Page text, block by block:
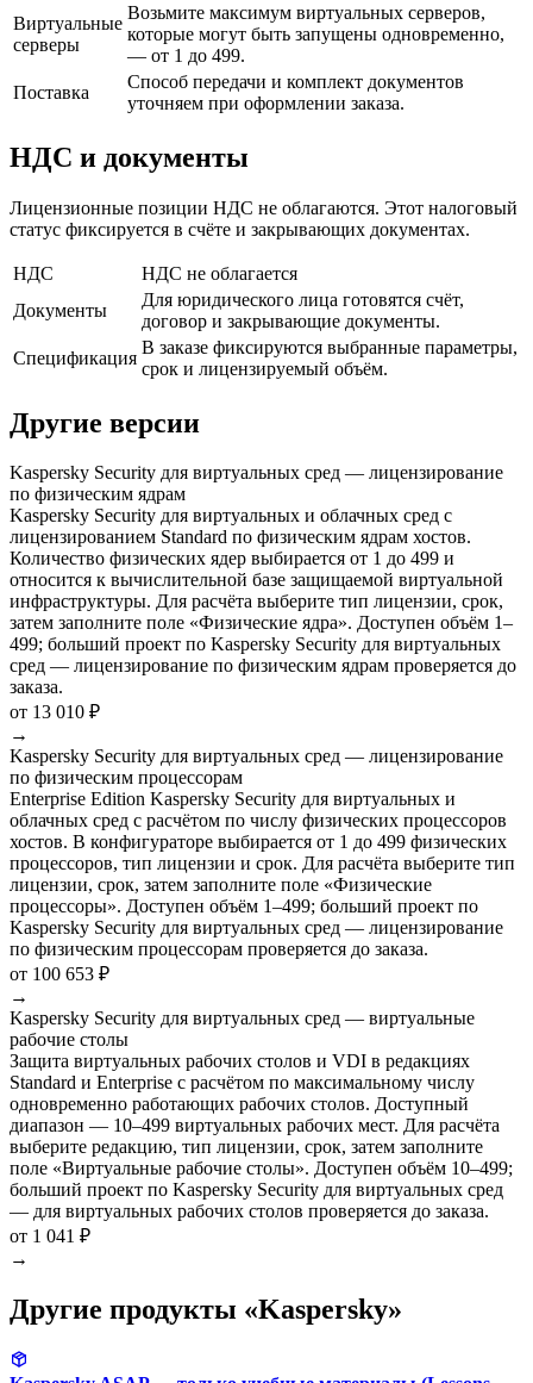
Виртуальные
серверы
Возьмите максимум виртуальных серверов,
которые могут быть запущены одновременно,
— от 1 до 499.
Поставка
Способ передачи и комплект документов
уточняем при оформлении заказа.
НДС и документы
Лицензионные позиции НДС не облагаются. Этот налоговый
статус фиксируется в счёте и закрывающих документах.
НДС
НДС не облагается
Документы
Для юридического лица готовятся счёт,
договор и закрывающие документы.
Спецификация
В заказе фиксируются выбранные параметры,
срок и лицензируемый объём.
Другие версии
Kaspersky Security для виртуальных сред — лицензирование
по физическим ядрам
Kaspersky Security для виртуальных и облачных сред с
лицензированием Standard по физическим ядрам хостов.
Количество физических ядер выбирается от 1 до 499 и
относится к вычислительной базе защищаемой виртуальной
инфраструктуры. Для расчёта выберите тип лицензии, срок,
затем заполните поле «Физические ядра». Доступен объём 1–
499; больший проект по Kaspersky Security для виртуальных
сред — лицензирование по физическим ядрам проверяется до
заказа.
от 13 010 ₽
→
Kaspersky Security для виртуальных сред — лицензирование
по физическим процессорам
Enterprise Edition Kaspersky Security для виртуальных и
облачных сред с расчётом по числу физических процессоров
хостов. В конфигураторе выбирается от 1 до 499 физических
процессоров, тип лицензии и срок. Для расчёта выберите тип
лицензии, срок, затем заполните поле «Физические
процессоры». Доступен объём 1–499; больший проект по
Kaspersky Security для виртуальных сред — лицензирование
по физическим процессорам проверяется до заказа.
от 100 653 ₽
→
Kaspersky Security для виртуальных сред — виртуальные
рабочие столы
Защита виртуальных рабочих столов и VDI в редакциях
Standard и Enterprise с расчётом по максимальному числу
одновременно работающих рабочих столов. Доступный
диапазон — 10–499 виртуальных рабочих мест. Для расчёта
выберите редакцию, тип лицензии, срок, затем заполните
поле «Виртуальные рабочие столы». Доступен объём 10–499;
больший проект по Kaspersky Security для виртуальных сред
— для виртуальных рабочих столов проверяется до заказа.
от 1 041 ₽
→
Другие продукты «Kaspersky»